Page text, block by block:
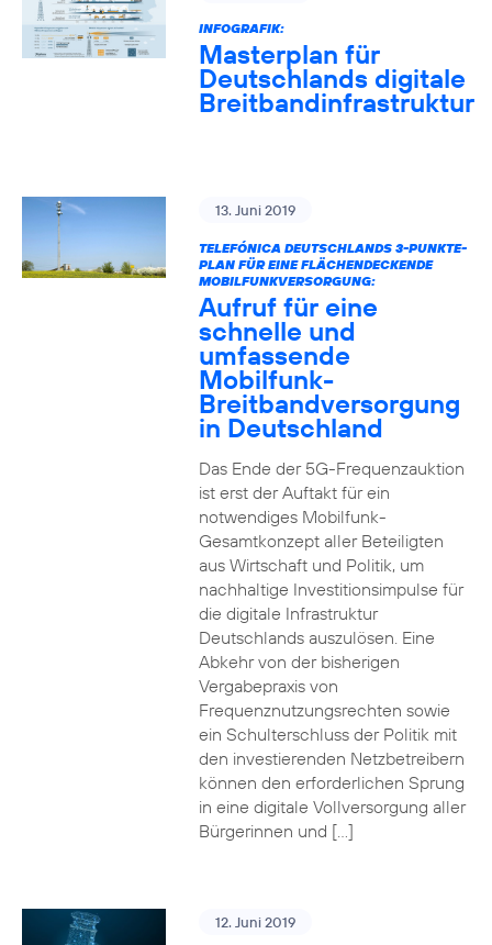
INFOGRAFIK:
Masterplan für
Deutschlands digitale
Breitbandinfrastruktur
13. Juni 2019
TELEFÓNICA DEUTSCHLANDS 3-PUNKTE-
PLAN FÜR EINE FLÄCHENDECKENDE
MOBILFUNKVERSORGUNG:
Aufruf für eine
schnelle und
umfassende
Mobilfunk-
Breitbandversorgung
in Deutschland
Das Ende der 5G-Frequenzauktion
ist erst der Auftakt für ein
notwendiges Mobilfunk-
Gesamtkonzept aller Beteiligten
aus Wirtschaft und Politik, um
nachhaltige Investitionsimpulse für
die digitale Infrastruktur
Deutschlands auszulösen. Eine
Abkehr von der bisherigen
Vergabepraxis von
Frequenznutzungsrechten sowie
ein Schulterschluss der Politik mit
den investierenden Netzbetreibern
können den erforderlichen Sprung
in eine digitale Vollversorgung aller
Bürgerinnen und […]
12. Juni 2019